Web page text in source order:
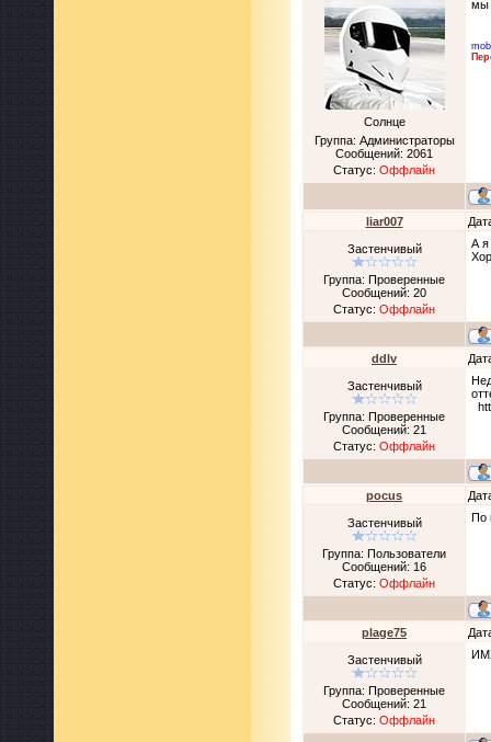
Солнце
Группа: Администраторы
Сообщений: 2061
Статус: Оффлайн
мы
liar007
Застенчивый
Группа: Проверенные
Сообщений: 20
Статус: Оффлайн
А я
ddlv
Застенчивый
Группа: Проверенные
Сообщений: 21
Статус: Оффлайн
pocus
Застенчивый
Группа: Пользователи
Сообщений: 16
Статус: Оффлайн
По
plage75
Застенчивый
Группа: Проверенные
Сообщений: 21
Статус: Оффлайн